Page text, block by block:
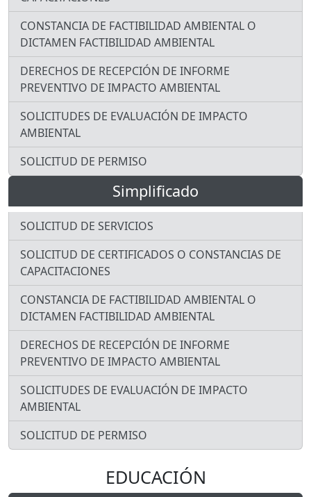
CONSTANCIA DE FACTIBILIDAD AMBIENTAL O
DICTAMEN FACTIBILIDAD AMBIENTAL
DERECHOS DE RECEPCIÓN DE INFORME
PREVENTIVO DE IMPACTO AMBIENTAL
SOLICITUDES DE EVALUACIÓN DE IMPACTO
AMBIENTAL
SOLICITUD DE PERMISO
Simplificado
SOLICITUD DE SERVICIOS
SOLICITUD DE CERTIFICADOS O CONSTANCIAS DE
CAPACITACIONES
CONSTANCIA DE FACTIBILIDAD AMBIENTAL O
DICTAMEN FACTIBILIDAD AMBIENTAL
DERECHOS DE RECEPCIÓN DE INFORME
PREVENTIVO DE IMPACTO AMBIENTAL
SOLICITUDES DE EVALUACIÓN DE IMPACTO
AMBIENTAL
SOLICITUD DE PERMISO
EDUCACIÓN